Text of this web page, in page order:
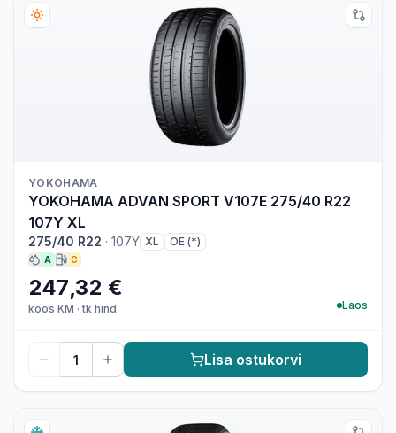
YOKOHAMA
YOKOHAMA ADVAN SPORT V107E 275/40 R22
107Y XL
275/40 R22 · 107Y XL OE (*)
A C
247,32 €
koos KM ·tk hind Laos
Lisa ostukorvi